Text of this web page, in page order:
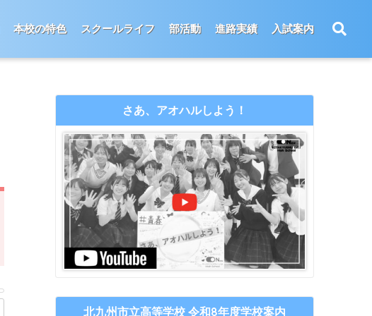
本校の特色 スクールライフ 部活動 進路実績 入試案内
さあ、アオハルしよう！
北九州市立高等学校 令和8年度学校案内